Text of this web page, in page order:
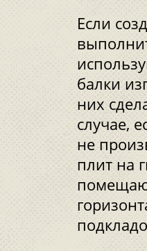
Если
балки
них
случае,
не
плит на